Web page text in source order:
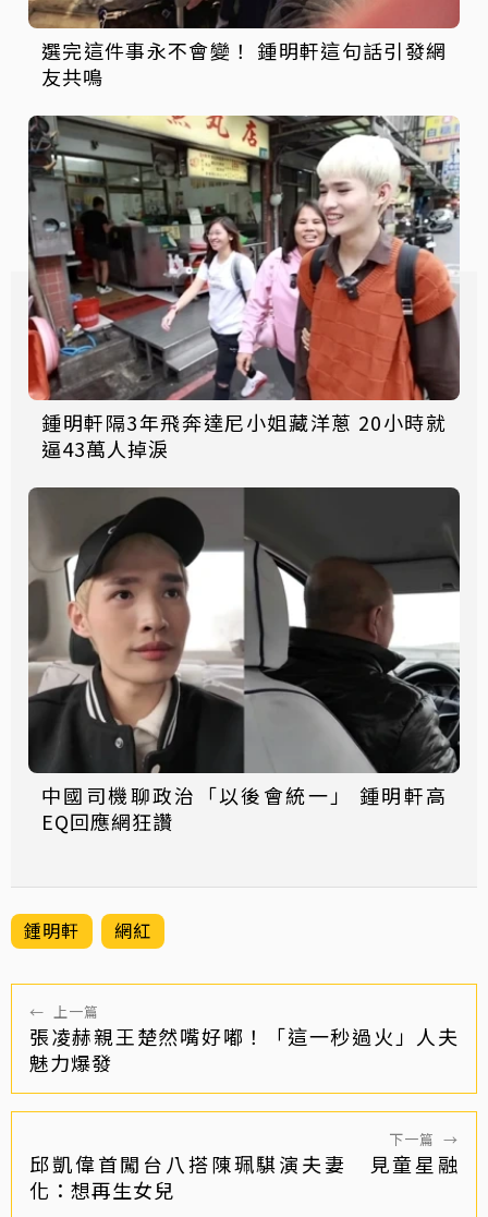
選完這件事永不會變！ 鍾明軒這句話引發網
友共鳴
鍾明軒隔3年飛奔達尼小姐藏洋蔥 20小時就
逼43萬人掉淚
中國司機聊政治「以後會統一」 鍾明軒高
EQ回應網狂讚
鍾明軒 網紅
← 上一篇
張凌赫親王楚然嘴好嘟！「這一秒過火」人夫
魅力爆發
下一篇 →
邱凱偉首闖台八搭陳珮騏演夫妻 見童星融
化：想再生女兒